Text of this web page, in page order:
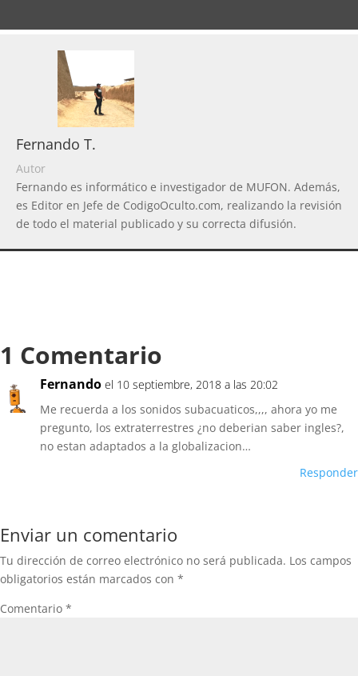
Fernando T.
Autor
Fernando es informático e investigador de MUFON. Además,
es Editor en Jefe de CodigoOculto.com, realizando la revisión
de todo el material publicado y su correcta difusión.
1 Comentario
Fernando el 10 septiembre, 2018 a las 20:02
Me recuerda a los sonidos subacuaticos,,,, ahora yo me
pregunto, los extraterrestres ¿no deberian saber ingles?,
no estan adaptados a la globalizacion…
Responder
Enviar un comentario
Tu dirección de correo electrónico no será publicada. Los campos
obligatorios están marcados con *
Comentario *